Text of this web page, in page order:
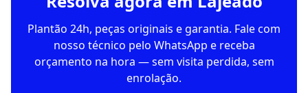
Plantão 24h, peças originais e garantia. Fale com
nosso técnico pelo WhatsApp e receba
orçamento na hora — sem visita perdida, sem
enrolação.